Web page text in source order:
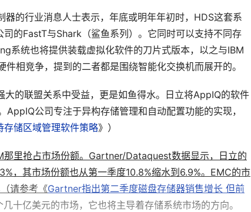
的行业消息人士表示，年底或明年年初时，HDS这套系
的FastT与Shark（鲨鱼系列）。它同时可以支持不同存
系统也将提供装载虚拟化软件的刀片式版本，以之与IBM
相竞争，提到的二者都是围绕智能化交换机而展开的。
的联盟关系中受益，更是如鱼得水。日立将AppIQ的软件
公司专注于异构存储管理和自动配置功能的实现，
储区域管理软件策略》）
里抢占市场份额。Gartner/Dataquest数据显示，日立的
，其市场份额也从第一季度10.8%缩水到6.9%。EMC的市
请参考《Gartner指出第二季度磁盘存储器销售增长 但前
十亿美元的市场，它也将主导着存储系统市场的方向。